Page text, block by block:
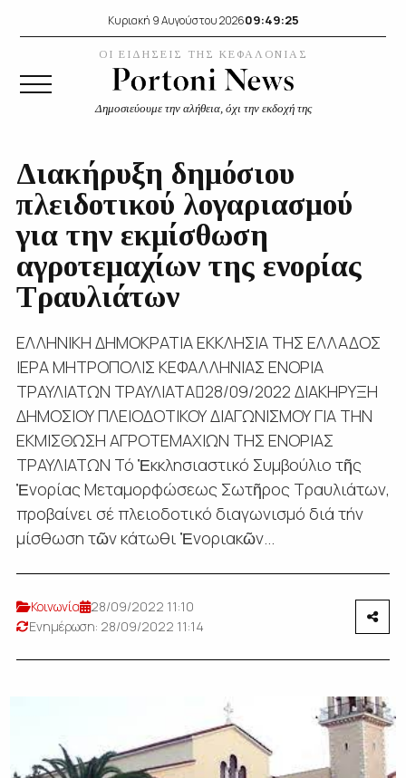
Κυριακή 9 Αυγούστου 202609:49:26
ΟΙ ΕΙΔΗΣΕΙΣ ΤΗΣ ΚΕΦΑΛΟΝΙΑΣ
Δημοσιεύουμε την αλήθεια, όχι την εκδοχή της
Διακήρυξη δημόσιου
πλειδοτικού λογαριασμού
για την εκμίσθωση
αγροτεμαχίων της ενορίας
Τραυλιάτων
ΕΛΛΗΝΙΚΗ ΔΗΜΟΚΡΑΤΙΑ ΕΚΚΛΗΣΙΑ ΤΗΣ ΕΛΛΑΔΟΣ
ΙΕΡΑ ΜΗΤΡΟΠΟΛΙΣ ΚΕΦΑΛΛΗΝΙΑΣ ΕΝΟΡΙΑ
ΤΡΑΥΛΙΑΤΩΝ ΤΡΑΥΛΙΑΤΑ28/09/2022 ΔΙΑΚΗΡΥΞΗ
ΔΗΜΟΣΙΟΥ ΠΛΕΙΟΔΟΤΙΚΟΥ ΔΙΑΓΩΝΙΣΜΟΥ ΓΙΑ ΤΗΝ
ΕΚΜΙΣΘΩΣΗ ΑΓΡΟΤΕΜΑΧΙΩΝ ΤΗΣ ΕΝΟΡΙΑΣ
ΤΡΑΥΛΙΑΤΩΝ Τό Ἐκκλησιαστικό Συμβούλιο τῆς
Ἐνορίας Μεταμορφώσεως Σωτῆρος Τραυλιάτων,
προβαίνει σέ πλειοδοτικό διαγωνισμό διά τήν
μίσθωση τῶν κάτωθι Ἐνοριακῶν...
Κοινωνία
28/09/2022 11:10
Ενημέρωση: 28/09/2022 11:14